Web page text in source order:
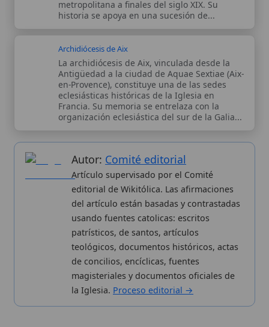
Artículo supervisado por el Comité
editorial de Wikitólica. Las afirmaciones
usando fuentes catolicas: escritos
patrísticos, de santos, artículos
teológicos, documentos históricos, actas
de concilios, encíclicas, fuentes
magisteriales y documentos oficiales de
la Iglesia.Proceso editorial →
Wikitólica © 2026 . Enciclopedia del patrimonio doctrinal,
histórico y litúrgico de la Iglesia Católica. Parte de la red formativa
Curso Católico,Buscador CatólicoyCustodio Animae. Con
CC BY-SA
Valencia, España.ISSN: 3101-7339. Bajo el patrocinio de San
Carlo Acutis.
Sobre nosotros
Proceso editorial
Publicación seriada
Datos abiertos
Estadísticas
Aviso legal
Política de privacidad
Categorias
Más visitados
Nuevas entradas
Cambios recientes
Aplicaciones
Kit de Prensa
Widgets para tu web
✦ SÍGUENOS EN
Canal de WhatsApp